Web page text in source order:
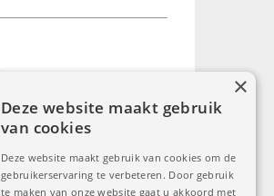
Deze website maakt gebruik
van cookies
Deze website maakt gebruik van cookies om de
gebruikerservaring te verbeteren. Door gebruik
te maken van onze website gaat u akkoord met
×